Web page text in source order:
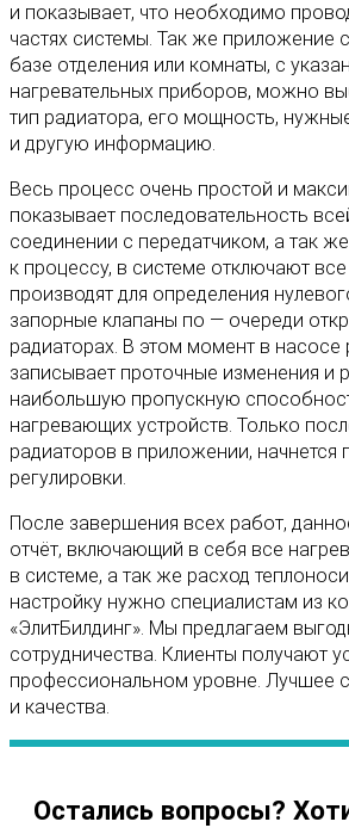
и показывает, что необходимо
частях системы. Так же приложение
базе отделения или комнаты, с
нагревательных приборов, можно
тип радиатора, его мощность,
и другую информацию.
Весь процесс очень простой и
показывает последовательность
соединении с передатчиком, а так
к процессу, в системе отключают
производят для определения
запорные клапаны по — очереди
радиаторах. В этом момент в насосе
записывает проточные изменения и
наибольшую пропускную
нагревающих устройств. Только
радиаторов в приложении, начнется
регулировки.
После завершения всех работ,
отчёт, включающий в себя все
в системе, а так же расход
настройку нужно специалистам из
«ЭлитБилдинг». Мы предлагаем
сотрудничества. Клиенты получают
профессиональном уровне. Лучшее
и качества.
Остались вопросы?